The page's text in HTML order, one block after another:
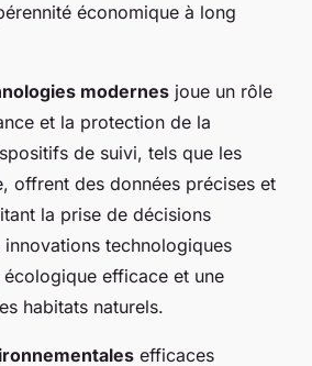
économique à long
modernes joue un rôle
et la protection de la
de suivi, tels que les
offrent des données précises et
la prise de décisions
technologiques
efficace et une
habitats naturels.
efficaces